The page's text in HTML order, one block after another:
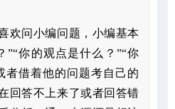
欢问小编问题，小编基本
”“你的观点是什么？”“你
者借着他的问题考自己的
回答不上来了或者回答错